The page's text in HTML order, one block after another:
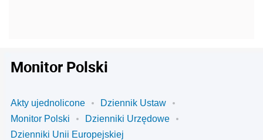
Monitor Polski
Akty ujednolicone
Dziennik Ustaw
Monitor Polski
Dzienniki Urzędowe
Dzienniki Unii Europejskiej